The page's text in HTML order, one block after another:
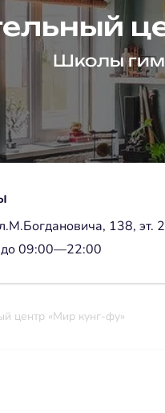
Школы
138, эт. 2
до 09:00—22:00
центр «Мир кунг-фу»